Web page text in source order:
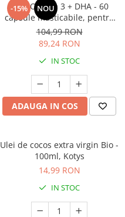
-15% NOU
Kids Omega 3 + DHA - 60
capsule masticabile, pentru
cresterea si dezvoltarea
sanatoasa a copiilor
104,99 RON
89,24 RON
IN STOC
ADAUGA IN COS
Ulei de cocos extra virgin Bio -
100ml, Kotys
14,99 RON
IN STOC